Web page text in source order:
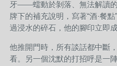
牙——蠕動於剝落、無法解讀
牌下的補充說明，寫著“酒·餐
過浸水的碎石，他的腳印立即成
他推開門時，所有談話都中斷
看。另一個沈默的打招呼是一